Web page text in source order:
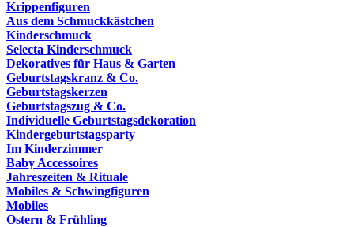
Krippenfiguren
Aus dem Schmuckkästchen
Kinderschmuck
Selecta Kinderschmuck
Dekoratives für Haus & Garten
Geburtstagskranz & Co.
Geburtstagskerzen
Geburtstagszug & Co.
Individuelle Geburtstagsdekoration
Kindergeburtstagsparty
Im Kinderzimmer
Baby Accessoires
Jahreszeiten & Rituale
Mobiles & Schwingfiguren
Mobiles
Ostern & Frühling